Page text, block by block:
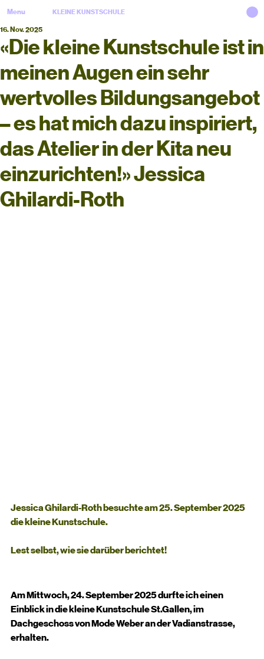
Menu KLEINE KUNSTSCHULE
«Die kleine Kunstschule ist in
meinen Augen ein sehr
wertvolles Bildungsangebot
– es hat mich dazu inspiriert,
das Atelier in der Kita neu
einzurichten!» Jessica
Ghilardi-Roth
16. Nov. 2025
Jessica Ghilardi-Roth besuchte am 25. September 2025
die kleine Kunstschule.
Lest selbst, wie sie darüber berichtet!
Am Mittwoch, 24. September 2025 durfte ich einen
Einblick in die kleine Kunstschule St.Gallen, im
Dachgeschoss von Mode Weber an der Vadianstrasse,
erhalten.